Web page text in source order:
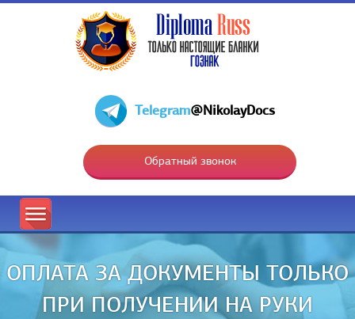
Telegram@NikolayDocs
Обратный звонок
ОПЛАТА ЗА ДОКУМЕНТЫ ТОЛЬКО
ПРИ ПОЛУЧЕНИИ НА РУКИ